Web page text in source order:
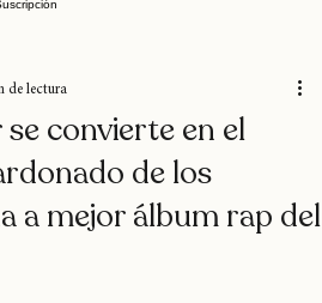
convierte en el
de los
a mejor álbum rap del
de lectura